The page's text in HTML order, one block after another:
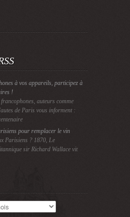
à vos appareils, participez à
!
auteurs comme
de Paris vous informent :
pour remplacer le vin
Parisiens ? 1870, Le
sir Richard Wallace vit